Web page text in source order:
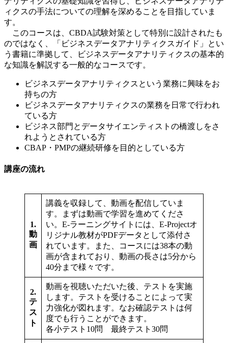
ィクスの手法についての理解を深めることを目指していま
す。
このコースは、CBDA試験対策として特別に設計されたも
のではなく、「ビジネスデータアナリティクスガイド」とい
う書籍に準拠して、ビジネスデータアナリティクスの基本的
な知識を解説する一般的なコースです。
ビジネスデータアナリティクスという業務に興味をお
持ちの方
ビジネスデータアナリティクスの業務を日常で行われ
ている方
ビジネス部門とデータサイエンティストの橋渡しをさ
れようとされている方
CBAP・PMPの継続研修を目的としている方
講座の流れ
1.
動
画
講義を収録して、動画を配信していま
す。まずは動画で学習を進めてくださ
い。E-ラーニングサイトには、E-Projectオ
リジナル教材がPDFデータとして添付さ
れています。また、コースには38本の動
画が含まれており、動画の長さは5分から
40分まで様々です。
2.
テ
ス
ト
動画を視聴いただいた後、テストを実施
します。テストを受けることによって実
力強化が図れます。なお確認テストは何
度でも行うことができます。
各小テスト10問 最終テスト30問